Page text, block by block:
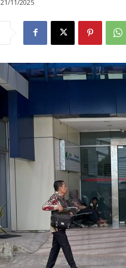
21/11/2025